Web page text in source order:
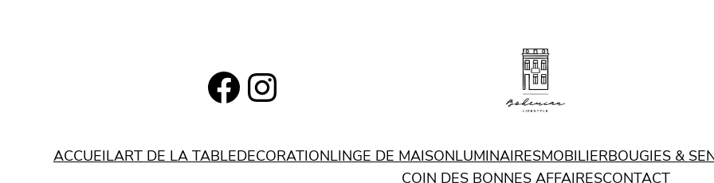
https://www.facebook.com/bohemianlifestyle.be Instagram
ACCUEILART DE LA TABLEDECORATIONLINGE DE MAISONLUMINAIRESMOBILIERBOUGIES &
COIN DES BONNES AFFAIRESCONTACT